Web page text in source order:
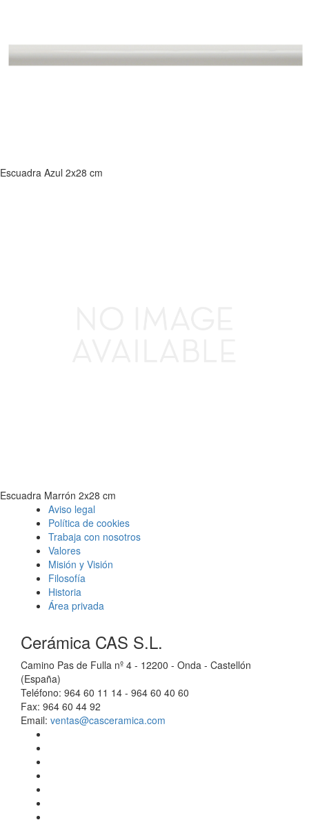
Escuadra Azul 2x28 cm
Escuadra Marrón 2x28 cm
Aviso legal
Política de cookies
Trabaja con nosotros
Valores
Misión y Visión
Filosofía
Historia
Área privada
Cerámica CAS S.L.
Camino Pas de Fulla nº 4 - 12200 - Onda - Castellón
(España)
Teléfono: 964 60 11 14 - 964 60 40 60
Fax: 964 60 44 92
Email: ventas@casceramica.com